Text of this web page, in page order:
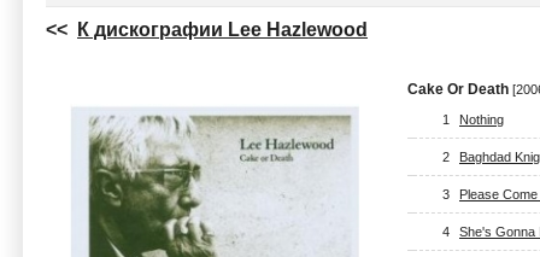
<< К дискографии Lee Hazlewood
Cake Or Death
1 Nothing
2 Baghdad
3 Please
4 She's Gonna